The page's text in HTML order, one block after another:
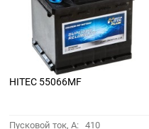
HITEC 55066MF
Пусковой ток, A: 410